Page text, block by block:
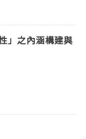
」之內涵構建與